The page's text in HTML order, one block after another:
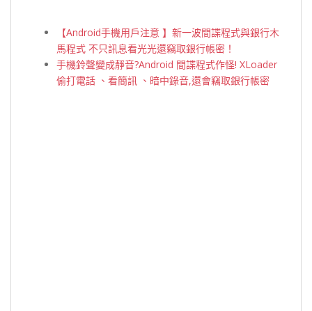
【Android手機用戶注意 】新一波間諜程式與銀行木
馬程式 不只訊息看光光還竊取銀行帳密！
手機鈴聲變成靜音?Android 間諜程式作怪! XLoader
偷打電話 、看簡訊 、暗中錄音,還會竊取銀行帳密